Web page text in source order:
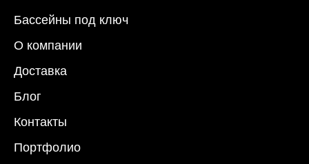
Бассейны под ключ
О компании
Доставка
Блог
Контакты
Портфолио